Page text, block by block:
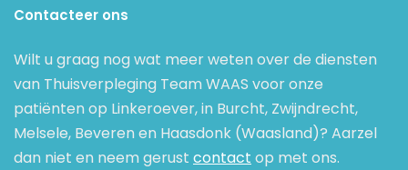
Contacteer ons
Wilt u graag nog wat meer weten over de diensten
van Thuisverpleging Team WAAS voor onze
patiënten op Linkeroever, in Burcht, Zwijndrecht,
Melsele, Beveren en Haasdonk (Waasland)? Aarzel
dan niet en neem gerust contact op met ons.